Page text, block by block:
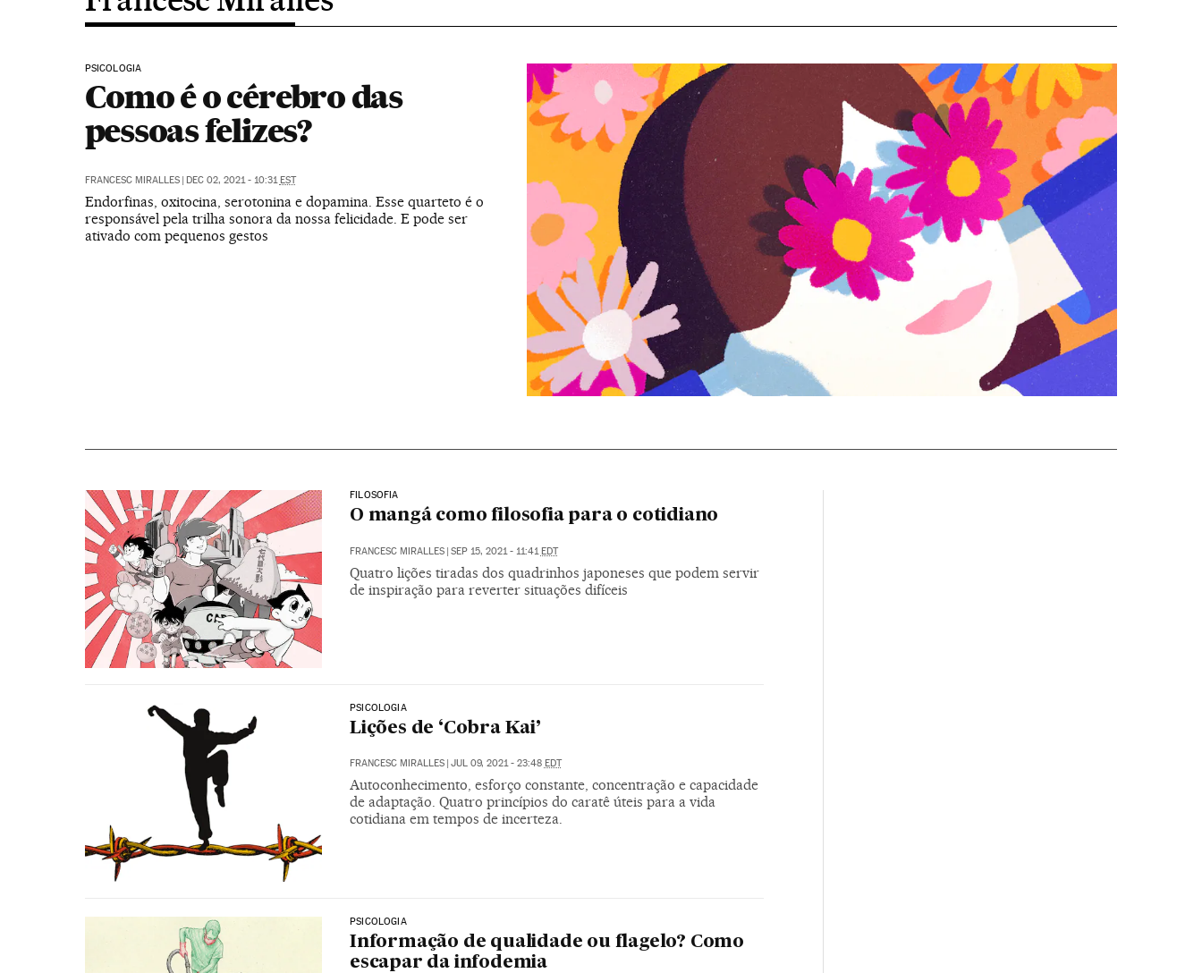
PSICOLOGIA
Como é o cérebro das
pessoas felizes?
FRANCESC MIRALLES | DEC 02, 2021 - 10:31EST
Endorfinas, oxitocina, serotonina e dopamina. Esse quarteto é o
responsável pela trilha sonora da nossa felicidade. E pode ser
ativado com pequenos gestos
FILOSOFIA
O mangá como filosofia para o cotidiano
FRANCESC MIRALLES | SEP 15, 2021 - 11:41EDT
Quatro lições tiradas dos quadrinhos japoneses que podem servir
de inspiração para reverter situações difíceis
PSICOLOGIA
Lições de ‘Cobra Kai’
FRANCESC MIRALLES JUL 09, 2021 - 23:48 EDT
Autoconhecimento, esforço constante, concentração e capacidade
de adaptação. Quatro princípios do caratê úteis para a vida
cotidiana em tempos de incerteza.
PSICOLOGIA
Informação de qualidade ou flagelo? Como
escapar da infodemia